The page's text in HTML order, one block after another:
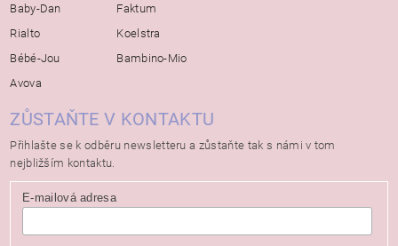
Baby-Dan
Rialto
Bébé-Jou
Avova
Faktum
Koelstra
Bambino-Mio
ZŮSTAŇTE V KONTAKTU
Přihlašte se k odběru newsletteru a zůstaňte tak s námi v tom
nejbližším kontaktu.
E-mailová adresa